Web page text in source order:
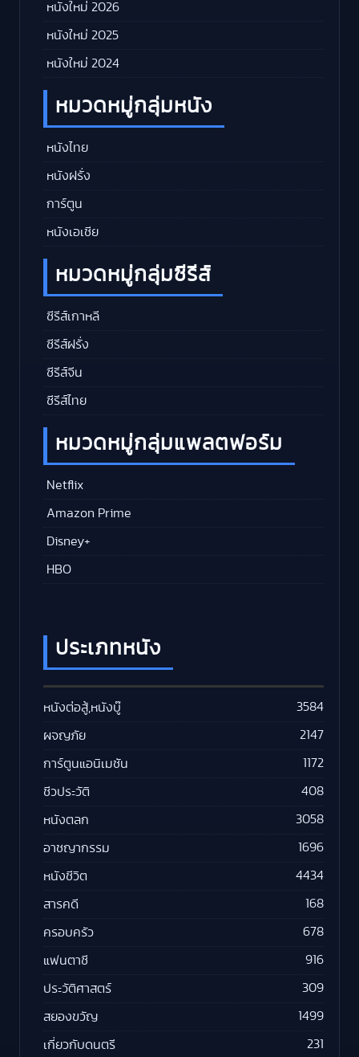
หนังใหม่ 2026
หนังใหม่ 2025
หนังใหม่ 2024
หมวดหมู่กลุ่มหนัง
หนังไทย
หนังฝรั่ง
การ์ตูน
หนังเอเชีย
หมวดหมู่กลุ่มซีรีส์
ซีรีส์เกาหลี
ซีรีส์ฝรั่ง
ซีรีส์จีน
ซีรีส์ไทย
หมวดหมู่กลุ่มแพลตฟอร์ม
Netflix
Amazon Prime
Disney+
HBO
ประเภทหนัง
หนังต่อสู้,หนังบู๊ 3584
ผจญภัย 2147
การ์ตูนแอนิเมชัน 1172
ชีวประวัติ 408
หนังตลก 3058
อาชญากรรม 1696
หนังชีวิต 4434
สารคดี 168
ครอบครัว 678
แฟนตาซี 916
ประวัติศาสตร์ 309
สยองขวัญ 1499
เกี่ยวกับดนตรี 231